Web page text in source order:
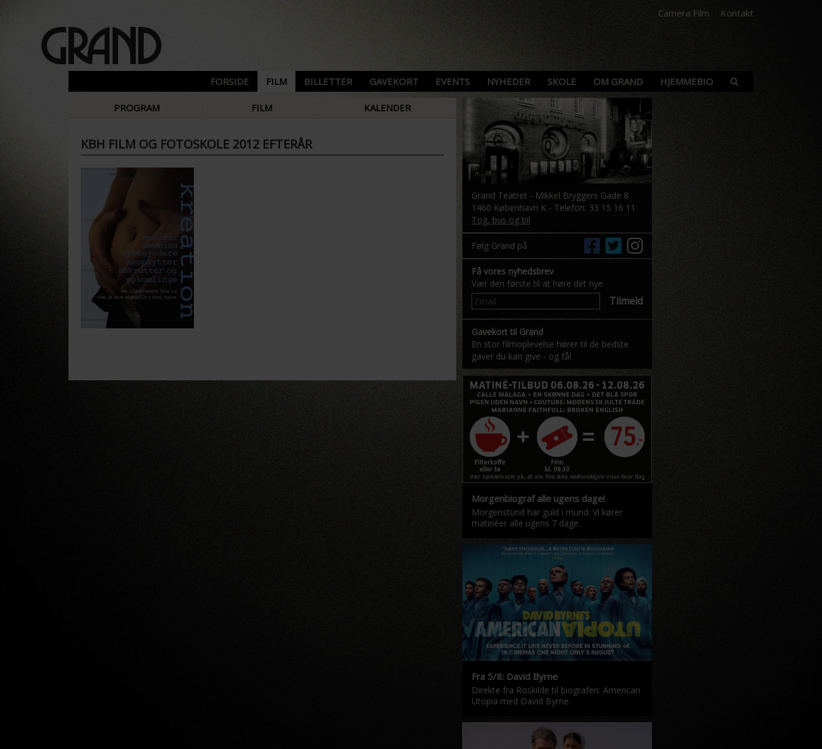
Camera Film Kontakt
FORSIDE FILM BILLETTER GAVEKORT EVENTS NYHEDER SKOLE OM GRAND HJEMMEBIO
PROGRAM FILM KALENDER
KBH FILM OG FOTOSKOLE 2012 EFTERÅR
Grand Teatret - Mikkel Bryggers Gade 8
1460 København K - Telefon: 33 15 16 11
Tog, bus og bil
Følg Grand på
Få vores nyhedsbrev
Vær den første til at høre det nye
Tilmeld
Gavekort til Grand
En stor filmoplevelse hører til de bedste
gaver du kan give - og få!
Morgenbiograf alle ugens dage!
Morgenstund har guld i mund: Vi kører
matinéer alle ugens 7 dage.
Fra 5/8: David Byrne
Direkte fra Roskilde til biografen: American
Utopia med David Byrne.